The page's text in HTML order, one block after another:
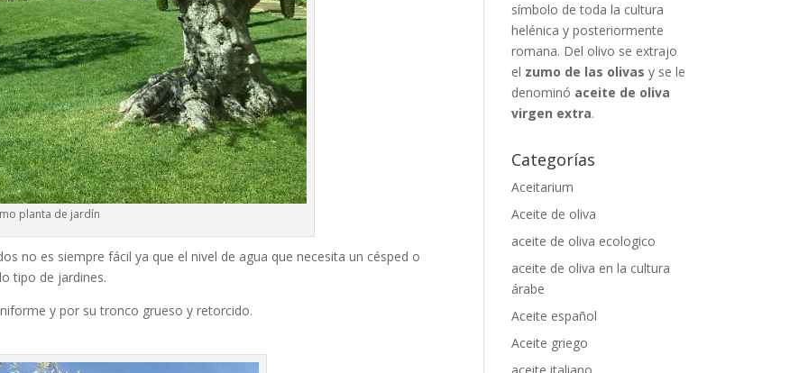
planta de jardín
no es siempre fácil ya que el nivel de agua que necesita un césped o
tipo de jardines.
y por su tronco grueso y retorcido.
símbolo de toda la cultura
helénica y posteriormente
romana. Del olivo se extrajo
el zumo de las olivas y se le
denominó aceite de oliva
virgen extra.
Categorías
Aceitarium
Aceite de oliva
aceite de oliva ecologico
aceite de oliva en la cultura
árabe
Aceite español
Aceite griego
aceite italiano